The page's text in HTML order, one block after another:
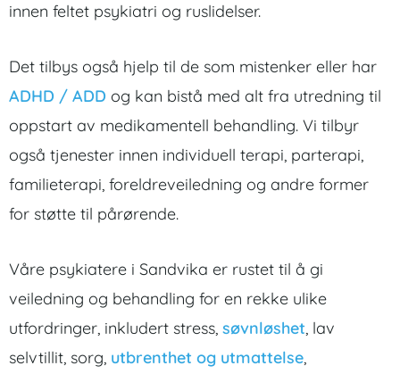
innen feltet psykiatri og ruslidelser.
Det tilbys også hjelp til de som mistenker eller har
ADHD / ADD og kan bistå med alt fra utredning til
oppstart av medikamentell behandling. Vi tilbyr
også tjenester innen individuell terapi, parterapi,
familieterapi, foreldreveiledning og andre former
for støtte til pårørende.
Våre psykiatere i Sandvika er rustet til å gi
veiledning og behandling for en rekke ulike
utfordringer, inkludert stress, søvnløshet, lav
selvtillit, sorg, utbrenthet og utmattelse,